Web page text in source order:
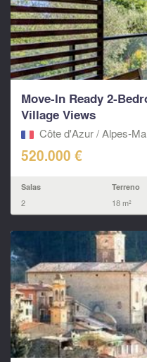
Move-In Ready 2-
Village Views
Côte d'Azur / Alpes-
520.000 €
Salas
2
Terreno
18 m²